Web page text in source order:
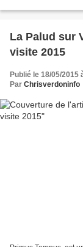
La Palud sur
visite 2015
Publié le 18/05/2015
Par Chrisverdoninfo